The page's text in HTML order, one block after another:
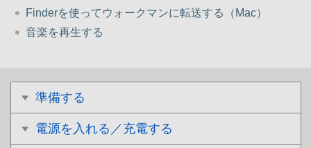
準備する
電源を入れる／充電する
Finderを使ってウォークマンに転送する（Mac）
音楽を再生する